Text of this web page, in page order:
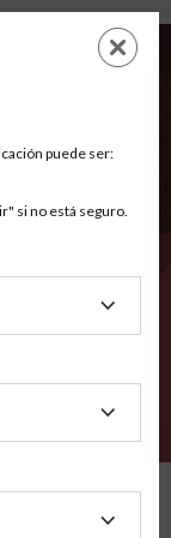
EN
puede ser:
si no está seguro.